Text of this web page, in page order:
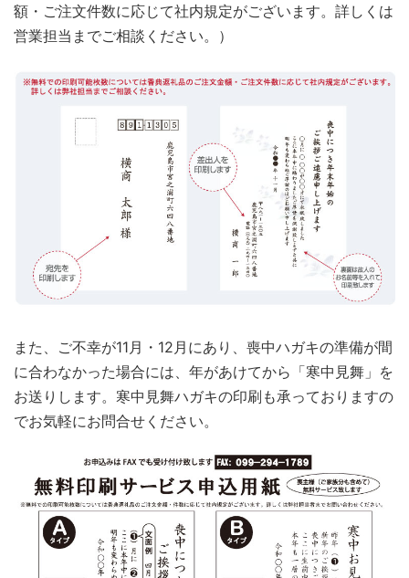
額・ご注文件数に応じて社内規定がございます。詳しくは
営業担当までご相談ください。）
また、ご不幸が11月・12月にあり、喪中ハガキの準備が間
に合わなかった場合には、年があけてから「寒中見舞」を
お送りします。寒中見舞ハガキの印刷も承っておりますの
でお気軽にお問合せください。